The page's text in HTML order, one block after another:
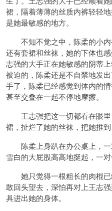
裙，隔着薄薄的丝质内裤轻轻
是她最敏感的地方。
不知不觉之中，陈柔的小内
还有套裙和丝袜，她的下体也
志强的大手正在她敏感的阴蒂
被迫的，陈柔还是不自禁地发
手了，陈柔已经感觉到体内的
甚至交叠在一起不停地摩擦。
王志强把这一切都看在眼里
裙，扯烂了她的丝袜，把她推到
陈柔上身趴在办公桌上，一
雪白的大屁股高高地挺起，一
她只觉得一根粗长的肉棍已
敢回头望去，深怕再对上王志
具进出她的身体。